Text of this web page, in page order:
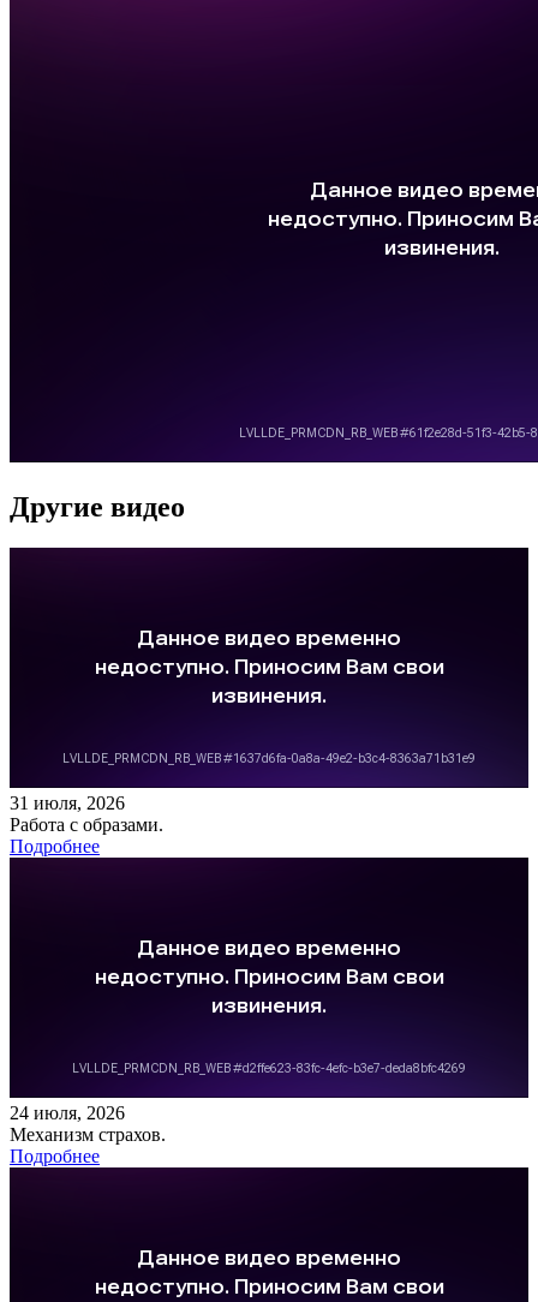
Другие видео
31 июля, 2026
Работа с образами.
Подробнее
24 июля, 2026
Механизм страхов.
Подробнее